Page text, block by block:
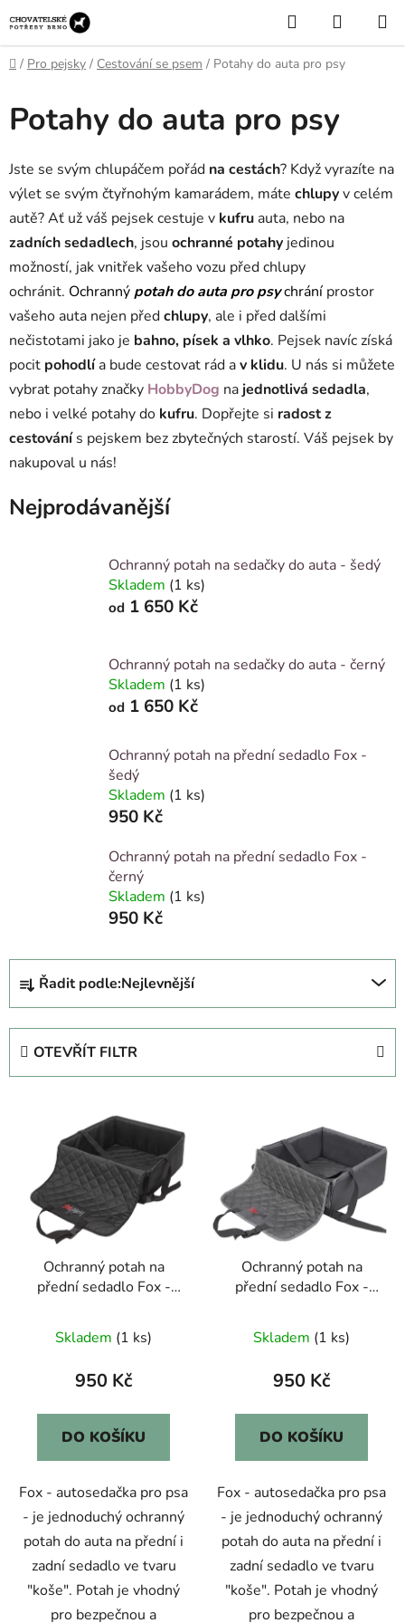
na
obsah
Hledat
KOŠÍK
Domů
/ Pro pejsky / Cestování se psem / Potahy do auta pro psy
Potahy do auta pro psy
Jste se svým chlupáčem pořád na cestách? Když vyrazíte na
výlet se svým čtyřnohým kamarádem, máte chlupyv celém
autě?Ať už váš pejsek cestuje v kufru auta, nebo na
zadních sedadlech, jsou ochranné potahy jedinou
možností, jak vnitřek vašeho vozu před chlupy
ochránit. Ochranný potah do auta pro psychrání prostor
vašeho auta nejen předchlupy, ale i před dalšími
nečistotami jako je bahno, písek a vlhko. Pejsek navíc získá
pocit pohodlía bude cestovat rád av klidu. U nás si můžete
vybrat potahyznačky HobbyDog na jednotlivá sedadla,
nebo i velké potahy do kufru. Dopřejte si radost z
cestovánís pejskem bez zbytečných starostí. Váš pejsek by
nakupoval u nás!
Nejprodávanější
Ochranný potah na sedačky do auta - šedý
Skladem (1 ks)
od 1 650 Kč
Ochranný potah na sedačky do auta - černý
Skladem (1 ks)
od 1 650 Kč
Ochranný potah na přední sedadlo Fox -
šedý
Skladem (1 ks)
950 Kč
Ochranný potah na přední sedadlo Fox -
černý
Skladem (1 ks)
950 Kč
Ř
z
Řadit podle:Nejlevnější
OTEVŘÍT FILTR
Ochranný potah na
přední sedadlo Fox -
Skladem (1 ks)
950 Kč
DO KOŠÍKU
Fox - autosedačka pro psa
- je jednoduchý ochranný
potah do auta na přední i
zadní sedadlo ve tvaru
"koše". Potah je vhodný
pro bezpečnou a
Ochranný potah na
přední sedadlo Fox -
Skladem (1 ks)
950 Kč
DO KOŠÍKU
Fox - autosedačka pro psa
- je jednoduchý ochranný
potah do auta na přední i
zadní sedadlo ve tvaru
"koše". Potah je vhodný
pro bezpečnou a